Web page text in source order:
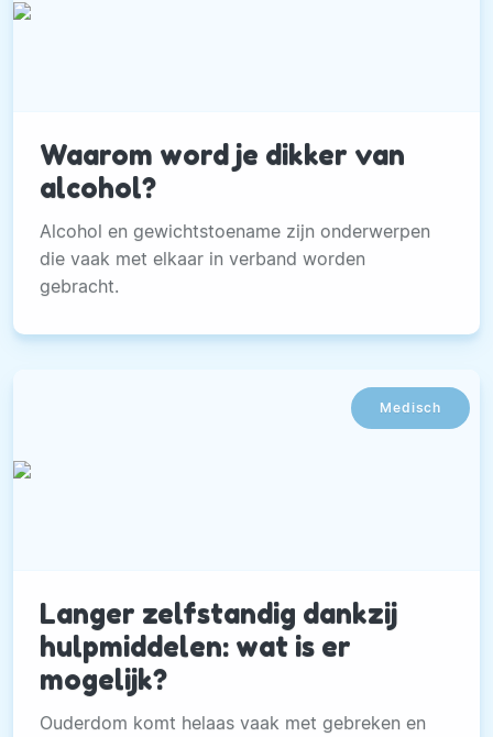
Waarom word je dikker van
alcohol?
Alcohol en gewichtstoename zijn onderwerpen
die vaak met elkaar in verband worden
gebracht.
Medisch
Langer zelfstandig dankzij
hulpmiddelen: wat is er
mogelijk?
Ouderdom komt helaas vaak met gebreken en